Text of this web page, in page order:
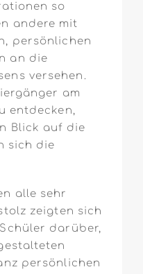
so
andere mit
persönlichen
an die
versehen.
am
entdecken,
Blick auf die
sich die
alle sehr
zeigten sich
darüber,
persönlichen